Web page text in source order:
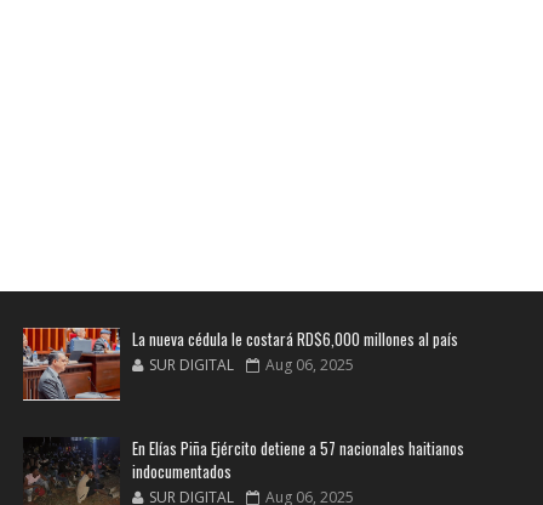
La nueva cédula le costará RD$6,000 millones al país
SUR DIGITAL Aug 06, 2025
En Elías Piña Ejército detiene a 57 nacionales haitianos
indocumentados
SUR DIGITAL Aug 06, 2025